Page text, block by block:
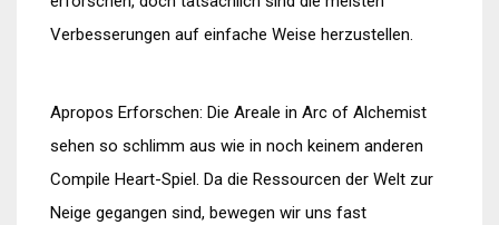
Verbesserungen auf einfache Weise herzustellen.
Apropos Erforschen: Die Areale in Arc of Alchemist
sehen so schlimm aus wie in noch keinem anderen
Compile Heart-Spiel. Da die Ressourcen der Welt zur
Neige gegangen sind, bewegen wir uns fast